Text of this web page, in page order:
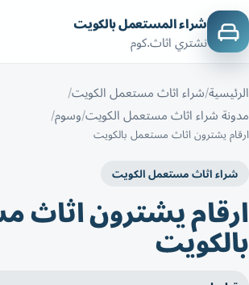
شراء المستعمل بالكويت
نشتري اثاث.كوم
الرئيسية شراء اثاث مستعمل الكويت
مدونة شراء اثاث مستعمل الكويت وسوم
ارقام يشترون اثاث مستعمل بالكويت
شراء اثاث مستعمل الكويت
ارقام يشترون اثاث
بالكويت